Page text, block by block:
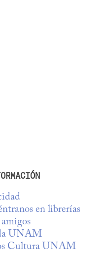
en librerías
UNAM
Cultura UNAM